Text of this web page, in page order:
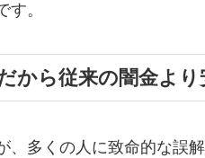
。
から従来の闇金よ
、多くの人に致命的な誤